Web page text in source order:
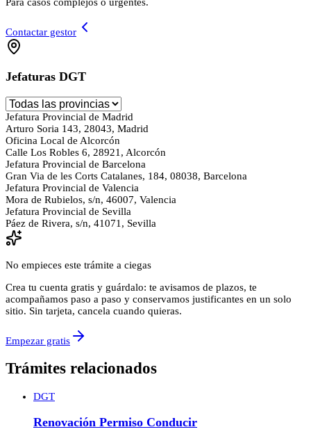
Contactar gestor
Jefaturas DGT
Jefatura Provincial de Madrid
Arturo Soria 143, 28043, Madrid
Oficina Local de Alcorcón
Calle Los Robles 6, 28921, Alcorcón
Jefatura Provincial de Barcelona
Gran Via de les Corts Catalanes, 184, 08038, Barcelona
Jefatura Provincial de Valencia
Mora de Rubielos, s/n, 46007, Valencia
Jefatura Provincial de Sevilla
Páez de Rivera, s/n, 41071, Sevilla
No empieces este trámite a ciegas
Crea tu cuenta gratis y guárdalo: te avisamos de plazos, te
acompañamos paso a paso y conservamos justificantes en un solo
sitio. Sin tarjeta, cancela cuando quieras.
Empezar gratis
Trámites relacionados
DGT
Renovación Permiso Conducir